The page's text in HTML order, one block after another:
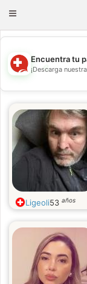
Toggle
💖
Encuentra tu
¡Descarga
Ligeoli53 años